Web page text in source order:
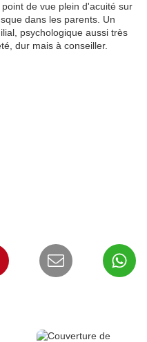
de vue plein d'acuité sur
dans les parents. Un
psychologique aussi très
dur mais à conseiller.